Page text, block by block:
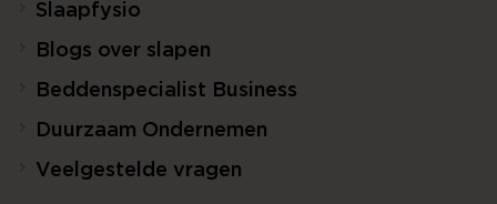
Slaapfysio
Blogs over slapen
Beddenspecialist Business
Duurzaam Ondernemen
Veelgestelde vragen